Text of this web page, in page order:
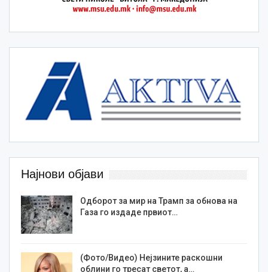
Најнови објави
Одборот за мир на Трамп за обнова на
Газа го издаде првиот…
(Фото/Видео) Нејзините раскошни
облини го тресат светот, а…